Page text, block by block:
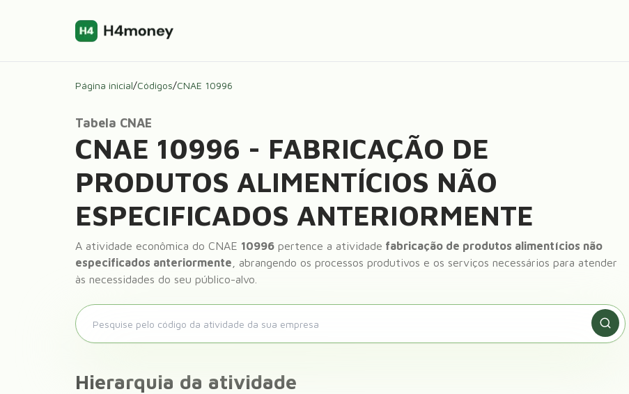
Página inicial/Códigos/CNAE 10996
Tabela CNAE
CNAE 10996 - FABRICAÇÃO DE
PRODUTOS ALIMENTÍCIOS NÃO
ESPECIFICADOS ANTERIORMENTE
A atividade econômica do CNAE 10996 pertence a atividade fabricação de produtos alimentícios não
especificados anteriormente , abrangendo os processos produtivos e os serviços necessários para atender
às necessidades do seu público-alvo.
Hierarquia da atividade